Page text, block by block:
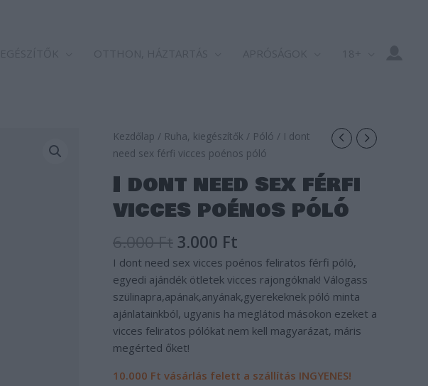
Kezdőlap / Ruha, kiegészítők / Póló / I dont
need sex férfi vicces poénos póló
I dont need sex férfi
vicces poénos póló
6.000Ft
Original
price
6.000 Ft.
3.000 Ft
Current
price
3.000 Ft.
I dont need sex vicces poénos feliratos férfi póló,
egyedi ajándék ötletek vicces rajongóknak! Válogass
szülinapra,apának,anyának,gyerekeknek póló minta
ajánlatainkból, ugyanis ha meglátod másokon ezeket a
vicces feliratos pólókat nem kell magyarázat, máris
megérted őket!
10.000 Ft vásárlás felett a szállítás INGYENES!
I
dont
férfi
vicces
poénos
póló
mennyiség